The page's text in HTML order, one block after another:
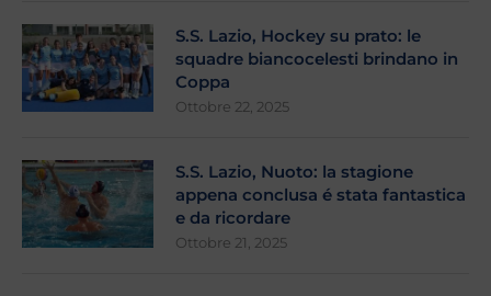
S.S. Lazio, Hockey su prato: le
squadre biancocelesti brindano in
Coppa
Ottobre 22, 2025
S.S. Lazio, Nuoto: la stagione
appena conclusa é stata fantastica
e da ricordare
Ottobre 21, 2025